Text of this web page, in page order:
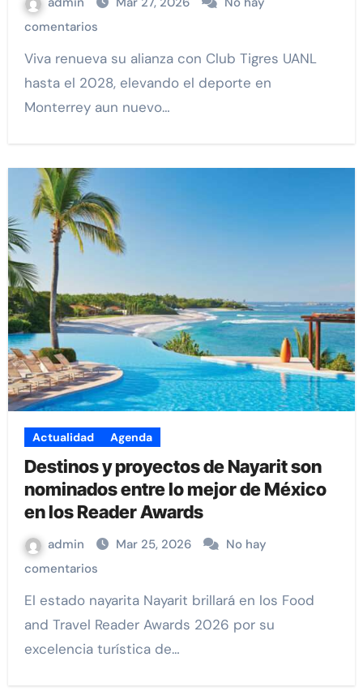
comentarios
Viva renueva su alianza con Club Tigres UANL
hasta el 2028, elevando el deporte en
Monterrey aun nuevo…
Actualidad Agenda
Destinos y proyectos de Nayarit son
nominados entre lo mejor de México
en los Reader Awards
admin Mar 25, 2026
No hay
comentarios
El estado nayarita Nayarit brillará en los Food
and Travel Reader Awards 2026 por su
excelencia turística de…